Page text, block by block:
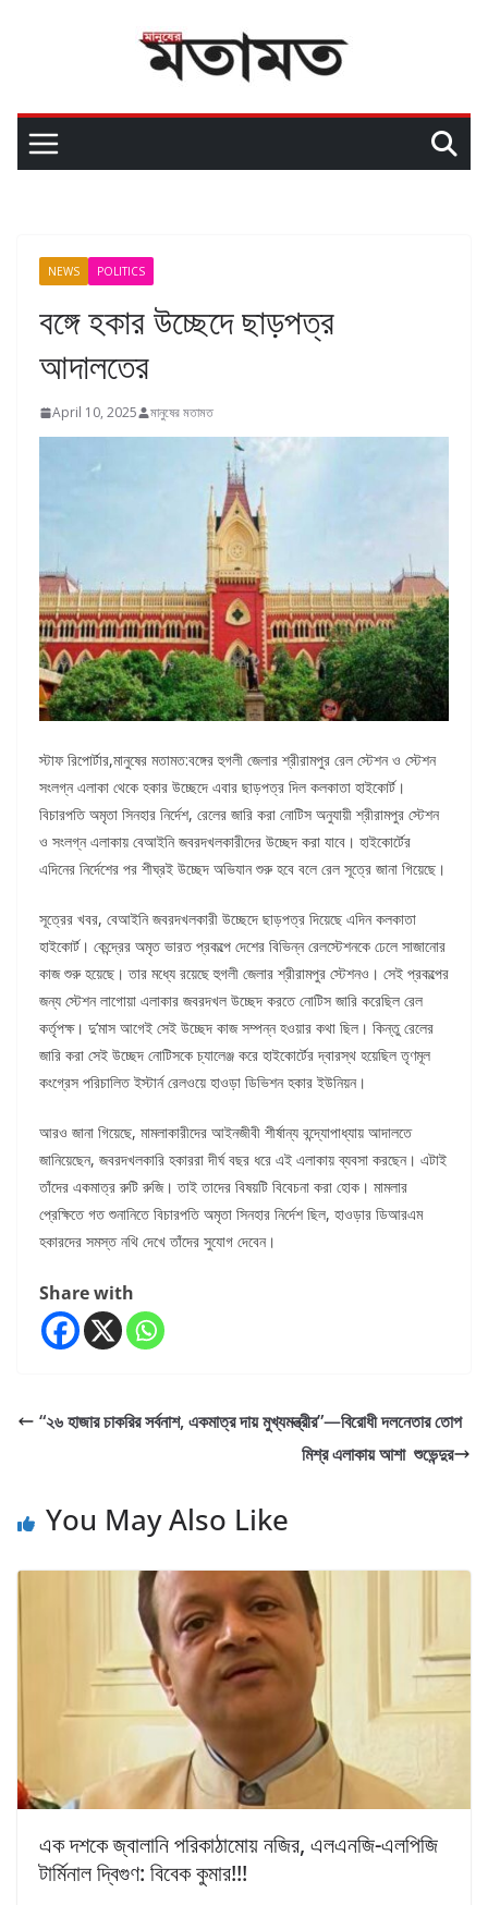
NEWS POLITICS
বঙ্গে হকার উচ্ছেদে ছাড়পত্র
আদালতের
April 10, 2025 মানুষের মতামত
স্টাফ রিপোর্টার,মানুষের মতামত:বঙ্গের হুগলী জেলার শ্রীরামপুর রেল স্টেশন ও স্টেশন
সংলগ্ন এলাকা থেকে হকার উচ্ছেদে এবার ছাড়পত্র দিল কলকাতা হাইকোর্ট।
বিচারপতি অমৃতা সিনহার নির্দেশ, রেলের জারি করা নোটিস অনুযায়ী শ্রীরামপুর স্টেশন
ও সংলগ্ন এলাকায় বেআইনি জবরদখলকারীদের উচ্ছেদ করা যাবে। হাইকোর্টের
এদিনের নির্দেশের পর শীঘ্রই উচ্ছেদ অভিযান শুরু হবে বলে রেল সূত্রে জানা গিয়েছে।
সূত্রের খবর, বেআইনি জবরদখলকারী উচ্ছেদে ছাড়পত্র দিয়েছে এদিন কলকাতা
হাইকোর্ট। কেন্দ্রের অমৃত ভারত প্রকল্পে দেশের বিভিন্ন রেলস্টেশনকে ঢেলে সাজানোর
কাজ শুরু হয়েছে। তার মধ্যে রয়েছে হুগলী জেলার শ্রীরামপুর স্টেশনও। সেই প্রকল্পের
জন্য স্টেশন লাগোয়া এলাকার জবরদখল উচ্ছেদ করতে নোটিস জারি করেছিল রেল
কর্তৃপক্ষ। দু’মাস আগেই সেই উচ্ছেদ কাজ সম্পন্ন হওয়ার কথা ছিল। কিন্তু রেলের
জারি করা সেই উচ্ছেদ নোটিসকে চ্যালেঞ্জ করে হাইকোর্টের দ্বারস্থ হয়েছিল তৃণমূল
কংগ্রেস পরিচালিত ইস্টার্ন রেলওয়ে হাওড়া ডিভিশন হকার ইউনিয়ন।
আরও জানা গিয়েছে, মামলাকারীদের আইনজীবী শীর্ষান্য বন্দ্যোপাধ্যায় আদালতে
জানিয়েছেন, জবরদখলকারি হকাররা দীর্ঘ বছর ধরে এই এলাকায় ব্যবসা করছেন। এটাই
তাঁদের একমাত্র রুটি রুজি। তাই তাদের বিষয়টি বিবেচনা করা হোক। মামলার
প্রেক্ষিতে গত শুনানিতে বিচারপতি অমৃতা সিনহার নির্দেশ ছিল, হাওড়ার ডিআরএম
হকারদের সমস্ত নথি দেখে তাঁদের সুযোগ দেবেন।
Share with
“২৬ হাজার চাকরির সর্বনাশ, একমাত্র দায় মুখ্যমন্ত্রীর”—বিরোধী দলনেতার তোপ
মিশ্র এলাকায় আশা শুভেন্দুর
You May Also Like
এক দশকে জ্বালানি পরিকাঠামোয় নজির, এলএনজি-এলপিজি
টার্মিনাল দ্বিগুণ: বিবেক কুমার!!!